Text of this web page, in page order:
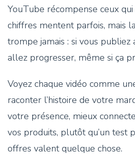
YouTube récompense ceux
chiffres mentent parfois, mais
trompe jamais : si vous publiez
allez progresser, même si ça
Voyez chaque vidéo comme
raconter l’histoire de votre
votre présence, mieux
vos produits, plutôt qu’un test
offres valent quelque chose.